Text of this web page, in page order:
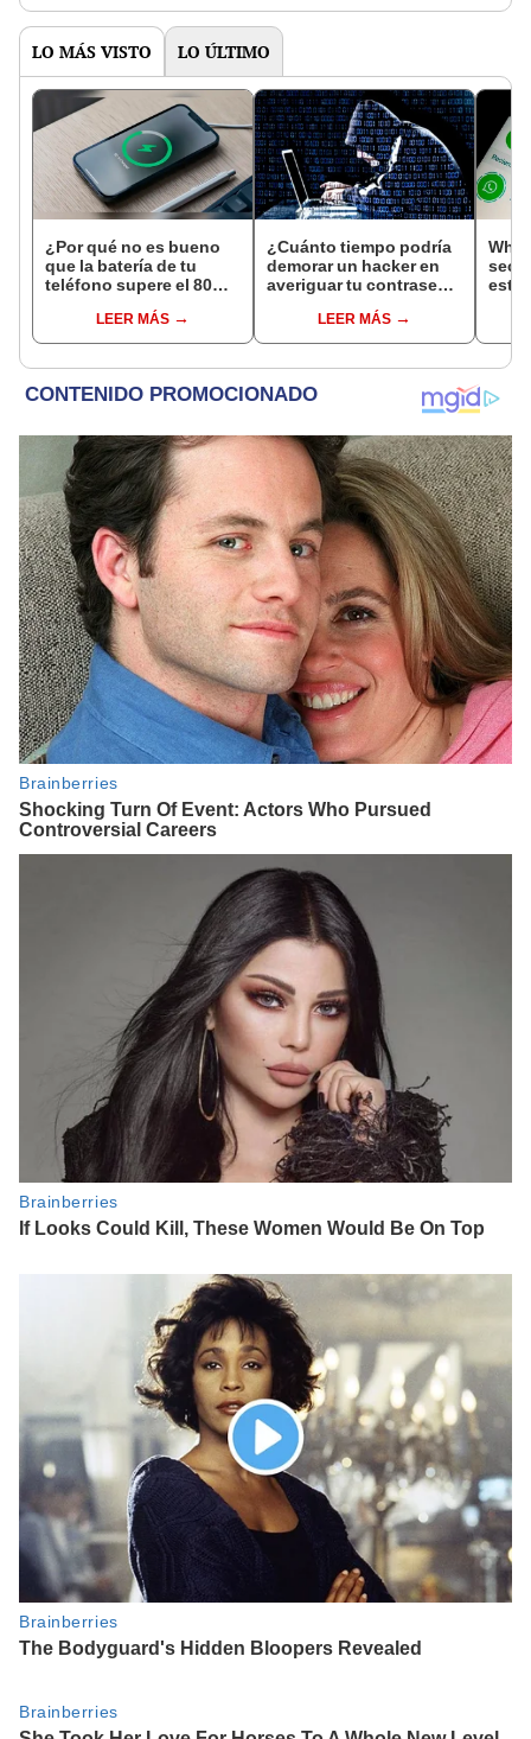
LO MÁS VISTO LO ÚLTIMO
¿Por qué no es bueno
que la batería de tu
teléfono supere el 80%
DescúbreloLEER MÁS
¿Cuánto tiempo podría
demorar un hacker en
averiguar tu contraseña
LEER MÁS